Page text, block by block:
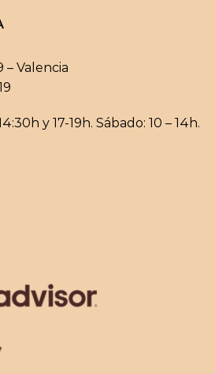
– Valencia
y 17-19h. Sábado: 10 – 14h.